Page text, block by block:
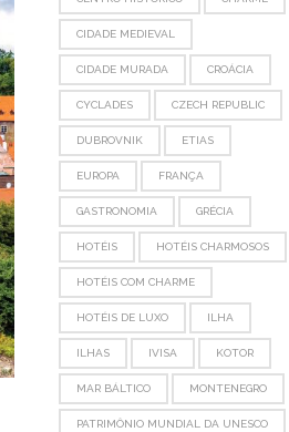
CIDADE MEDIEVAL
CIDADE MURADA CROÁCIA
CYCLADES CZECH REPUBLIC
DUBROVNIK ETIAS
EUROPA FRANÇA
GASTRONOMIA GRÉCIA
HOTÉIS HOTÉIS CHARMOSOS
HOTÉIS COM CHARME
HOTÉIS DE LUXO ILHA
ILHAS IVISA KOTOR
MAR BÁLTICO MONTENEGRO
PATRIMÔNIO MUNDIAL DA UNESCO